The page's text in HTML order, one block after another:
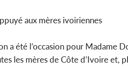
aux mères ivoiriennes
a été l’occasion pour Madame
les mères de Côte d’Ivoire et,